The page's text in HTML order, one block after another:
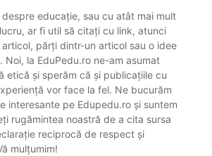
educație, sau cu atât mai mult
ar fi util să citați cu link, atunci
părți dintr-un articol sau o idee
Noi, la EduPedu.ro ne-am asumat
etică și sperăm că și publicațiile cu
vor face la fel. Ne bucurăm
interesante pe Edupedu.ro și suntem
rugămintea noastră de a cita sursa
reciprocă de respect și
mulțumim!